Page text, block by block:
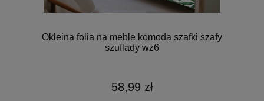
Okleina folia na meble komoda szafki szafy
szuflady wz6
58,99 zł